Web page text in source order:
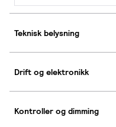
Teknisk belysning
Drift og elektronikk
Kontroller og dimming